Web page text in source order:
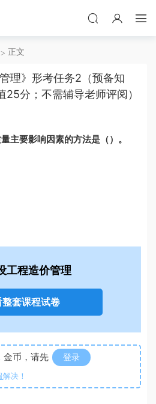
正文
理》形考任务2（预备知
分；不需辅导老师评阅）
主要影响因素的方法是（）。
工程造价管理
整套课程试卷
金币，请先 登录
解决！